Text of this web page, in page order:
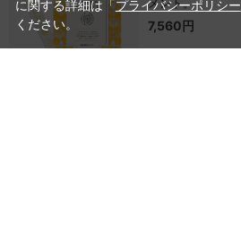
メント。
7,560円
に関する詳細は「プライバシーポリシー
ください。